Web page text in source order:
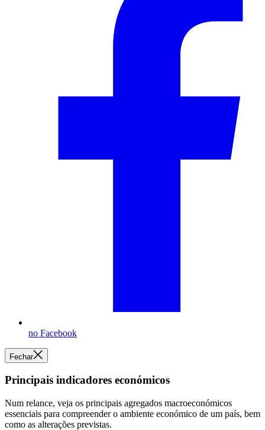
no Facebook
Fechar
Principais indicadores económicos
Num relance, veja os principais agregados macroeconómicos
essenciais para compreender o ambiente económico de um país, bem
como as alterações previstas.